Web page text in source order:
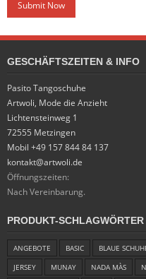
GESCHÄFTSZEITEN & INFO
Pasito Tangoschuhe
Artwoli, Mode die Anzieht
Lichtensteinweg 1
72555 Metzingen
Mobil +49 157 844 84 137
kontakt@artwoli.de
Öffnungszeiten:
Nach Vereinbarung.
PRODUKT-SCHLAGWÖRTER
ANGEBOTE BASIC BLAUE
JERSEY
MUNAY NADA MÀS